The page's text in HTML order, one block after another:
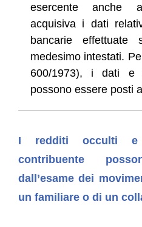
esercente anche
acquisiva i dati
bancarie
medesimo intestati.
600/1973), i dati e
possono essere posti a
I redditi occulti e
contribuente
dall’esame dei
un familiare o di un